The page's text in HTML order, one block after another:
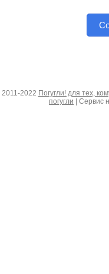
2011-2022 Погугли! для тех,
погугли | Сервис